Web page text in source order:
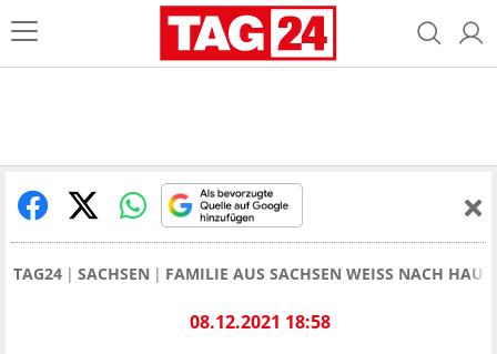
TAG24 SACHSEN FAMILIE AUS SACHSEN WEISS NACH
08.12.2021 18:58